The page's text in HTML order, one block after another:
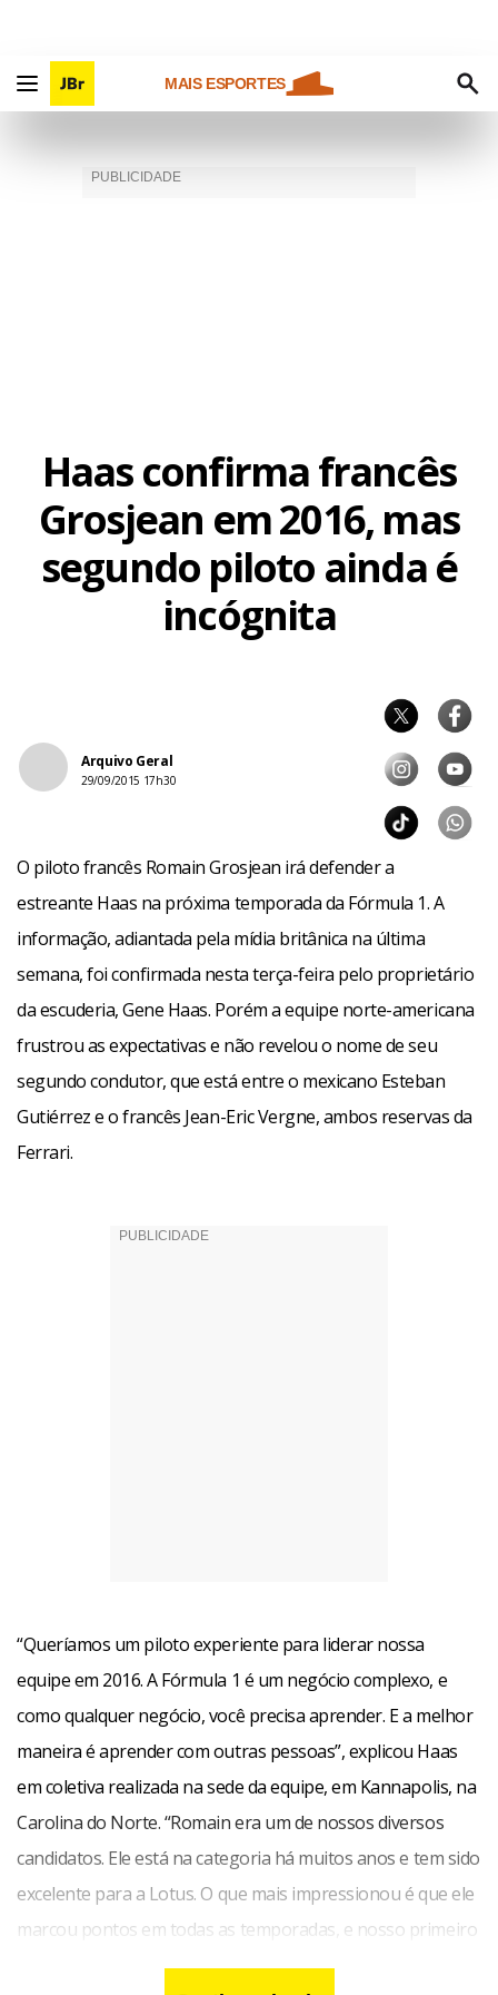
MAIS ESPORTES
Haas confirma francês
Grosjean em 2016, mas
segundo piloto ainda é
incógnita
Arquivo Geral
29/09/2015 17h30
O piloto francês Romain Grosjean irá defender a
estreante Haas na próxima temporada da Fórmula 1. A
informação, adiantada pela mídia britânica na última
semana, foi confirmada nesta terça-feira pelo proprietário
da escuderia, Gene Haas. Porém a equipe norte-americana
frustrou as expectativas e não revelou o nome de seu
segundo condutor, que está entre o mexicano Esteban
Gutiérrez e o francês Jean-Eric Vergne, ambos reservas da
Ferrari.
“Queríamos um piloto experiente para liderar nossa
equipe em 2016. A Fórmula 1 é um negócio complexo, e
como qualquer negócio, você precisa aprender. E a melhor
maneira é aprender com outras pessoas”, explicou Haas
em coletiva realizada na sede da equipe, em Kannapolis, na
Carolina do Norte. “Romain era um de nossos diversos
candidatos. Ele está na categoria há muitos anos e tem sido
excelente para a Lotus. O que mais impressionou é que ele
marcou pontos em todas as temporadas, e nosso primeiro
objetivo é marcar pontos”, projetou.